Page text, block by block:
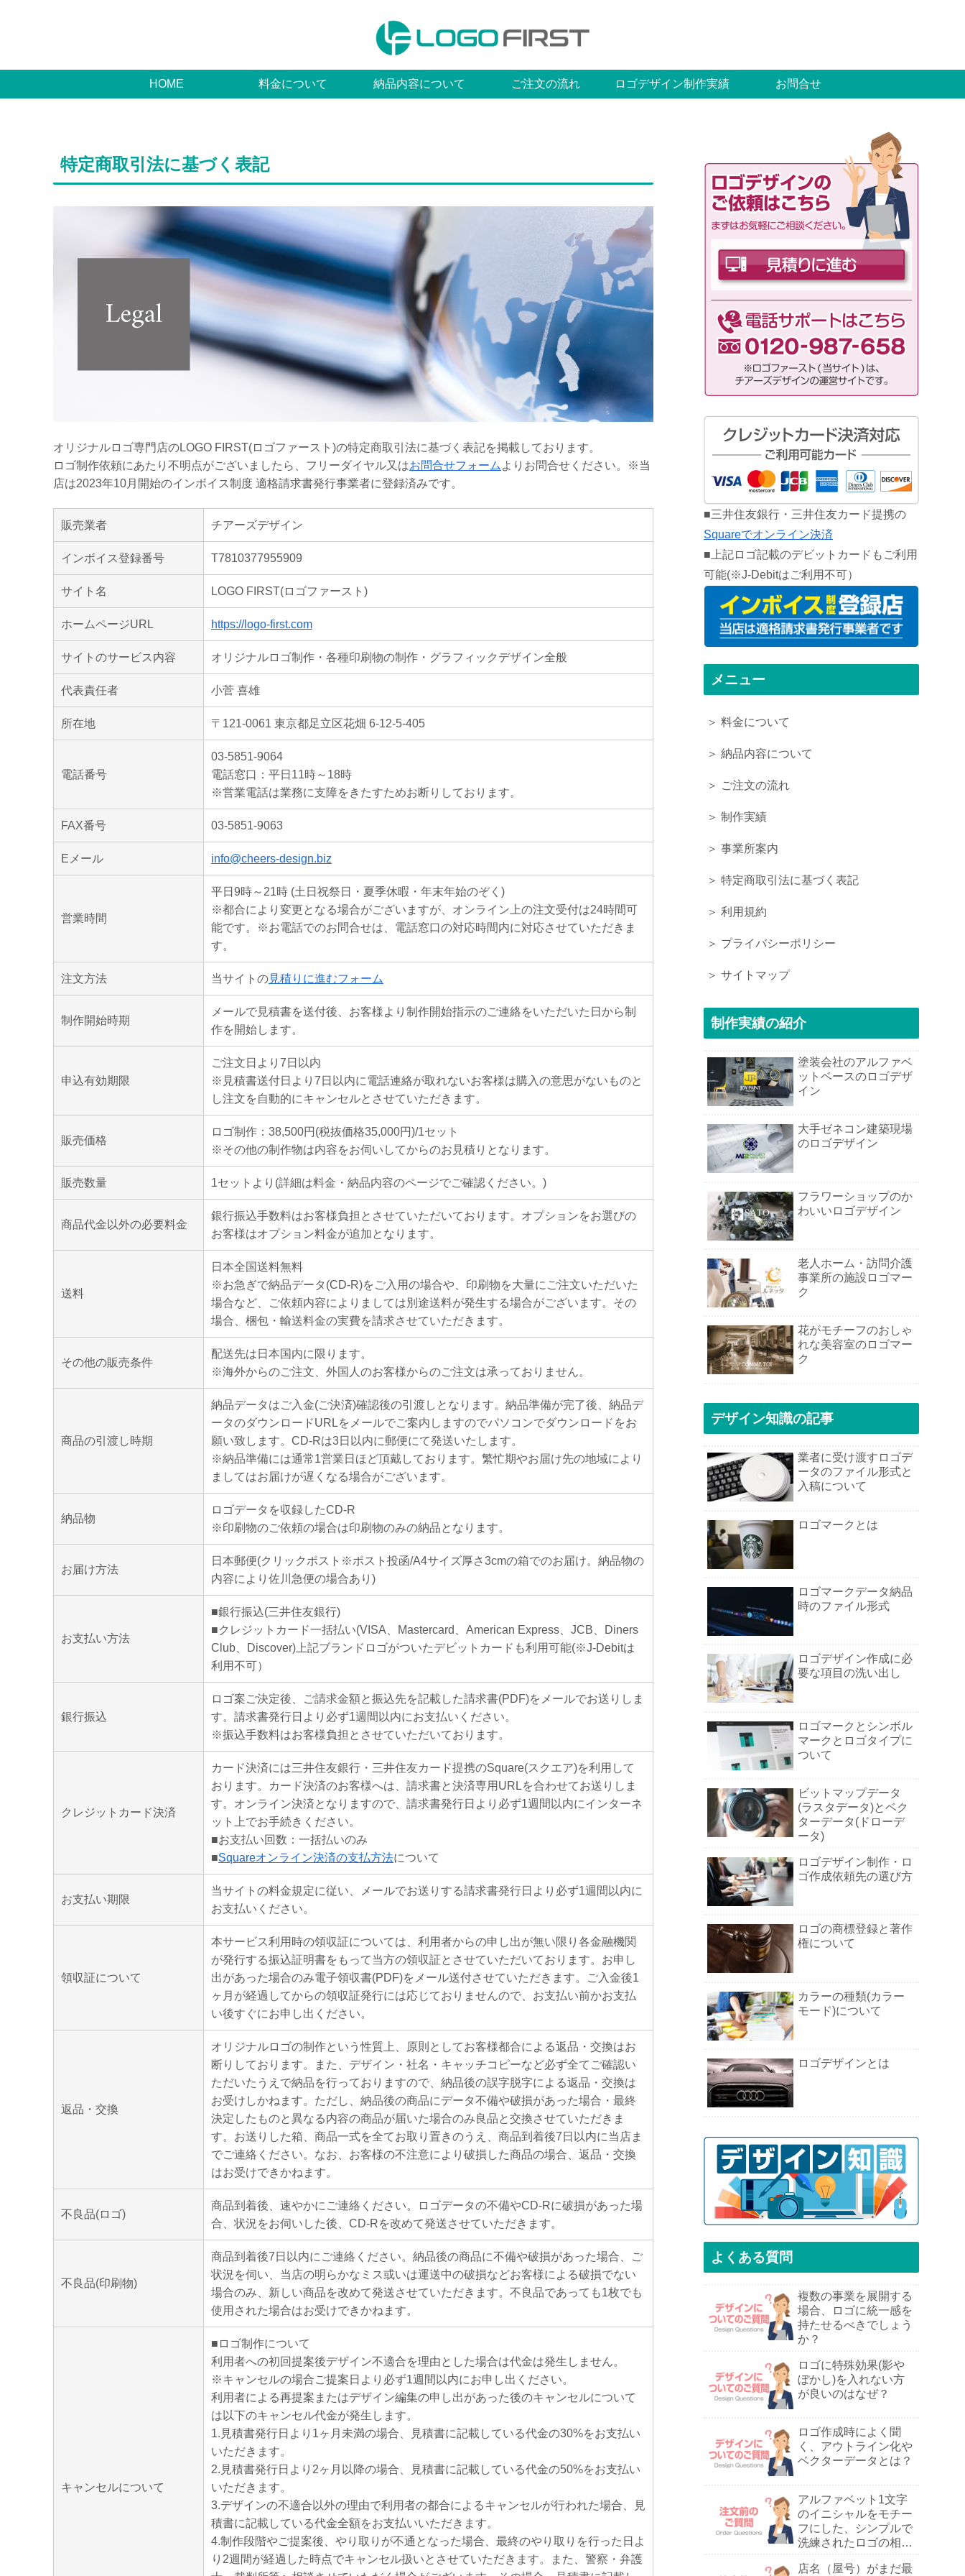
HOME 料金について 納品内容について ご注文の流れ ロゴデザイン制作実績 お問合せ
特定商取引法に基づく表記
オリジナルロゴ専門店のLOGO FIRST(ロゴファースト)の特定商取引法に基づく表記を掲載しております。
ロゴ制作依頼にあたり不明点がございましたら、フリーダイヤル又はお問合せフォーム よりお問合せください。※当
店は2023年10月開始のインボイス制度 適格請求書発行事業者に登録済みです。
販売業者 チアーズデザイン
インボイス登録番号 T7810377955909
サイト名 LOGO FIRST(ロゴファースト)
ホームページURL https://logo-first.com
サイトのサービス内容 オリジナルロゴ制作・各種印刷物の制作・グラフィックデザイン全般
代表責任者 小菅 喜雄
所在地 〒121-0061 東京都足立区花畑 6-12-5-405
電話番号
03-5851-9064
電話窓口：平日11時～18時
※営業電話は業務に支障をきたすためお断りしております。
FAX番号 03-5851-9063
Eメール info@cheers-design.biz
営業時間
平日9時～21時 (土日祝祭日・夏季休暇・年末年始のぞく)
※都合により変更となる場合がございますが、オンライン上の注文受付は24時間可
能です。※お電話でのお問合せは、電話窓口の対応時間内に対応させていただきま
す。
注文方法 当サイトの見積りに進むフォーム
制作開始時期
メールで見積書を送付後、お客様より制作開始指示のご連絡をいただいた日から制
作を開始します。
申込有効期限
ご注文日より7日以内
※見積書送付日より7日以内に電話連絡が取れないお客様は購入の意思がないものと
し注文を自動的にキャンセルとさせていただきます。
販売価格
ロゴ制作：38,500円(税抜価格35,000円)/1セット
※その他の制作物は内容をお伺いしてからのお見積りとなります。
販売数量 1セットより(詳細は料金・納品内容のページでご確認ください。)
商品代金以外の必要料金
銀行振込手数料はお客様負担とさせていただいております。オプションをお選びの
お客様はオプション料金が追加となります。
送料
日本全国送料無料
※お急ぎで納品データ(CD-R)をご入用の場合や、印刷物を大量にご注文いただいた
場合など、ご依頼内容によりましては別途送料が発生する場合がございます。その
場合、梱包・輸送料金の実費を請求させていただきます。
その他の販売条件
配送先は日本国内に限ります。
※海外からのご注文、外国人のお客様からのご注文は承っておりません。
商品の引渡し時期
納品データはご入金(ご決済)確認後の引渡しとなります。納品準備が完了後、納品デ
ータのダウンロードURLをメールでご案内しますのでパソコンでダウンロードをお
願い致します。CD-Rは3日以内に郵便にて発送いたします。
※納品準備には通常1営業日ほど頂戴しております。繁忙期やお届け先の地域により
ましてはお届けが遅くなる場合がございます。
納品物
ロゴデータを収録したCD-R
※印刷物のご依頼の場合は印刷物のみの納品となります。
お届け方法
日本郵便(クリックポスト※ポスト投函/A4サイズ厚さ3cmの箱でのお届け。納品物の
内容により佐川急便の場合あり)
お支払い方法
■銀行振込(三井住友銀行)
■クレジットカード一括払い(VISA、Mastercard、American Express、JCB、Diners
Club、Discover)上記ブランドロゴがついたデビットカードも利用可能(※J-Debitは
利用不可）
銀行振込
ロゴ案ご決定後、ご請求金額と振込先を記載した請求書(PDF)をメールでお送りしま
す。請求書発行日より必ず1週間以内にお支払いください。
※振込手数料はお客様負担とさせていただいております。
クレジットカード決済
カード決済には三井住友銀行・三井住友カード提携のSquare(スクエア)を利用して
おります。カード決済のお客様へは、請求書と決済専用URLを合わせてお送りしま
す。オンライン決済となりますので、請求書発行日より必ず1週間以内にインターネ
ット上でお手続きください。
■お支払い回数：一括払いのみ
■Squareオンライン決済の支払方法について
お支払い期限
当サイトの料金規定に従い、メールでお送りする請求書発行日より必ず1週間以内に
お支払いください。
領収証について
本サービス利用時の領収証については、利用者からの申し出が無い限り各金融機関
が発行する振込証明書をもって当方の領収証とさせていただいております。お申し
出があった場合のみ電子領収書(PDF)をメール送付させていただきます。ご入金後1
ヶ月が経過してからの領収証発行には応じておりませんので、お支払い前かお支払
い後すぐにお申し出ください。
返品・交換
オリジナルロゴの制作という性質上、原則としてお客様都合による返品・交換はお
断りしております。また、デザイン・社名・キャッチコピーなど必ず全てご確認い
ただいたうえで納品を行っておりますので、納品後の誤字脱字による返品・交換は
お受けしかねます。ただし、納品後の商品にデータ不備や破損があった場合・最終
決定したものと異なる内容の商品が届いた場合のみ良品と交換させていただきま
す。お送りした箱、商品一式を全てお取り置きのうえ、商品到着後7日以内に当店ま
でご連絡ください。なお、お客様の不注意により破損した商品の場合、返品・交換
はお受けできかねます。
不良品(ロゴ)
商品到着後、速やかにご連絡ください。ロゴデータの不備やCD-Rに破損があった場
合、状況をお伺いした後、CD-Rを改めて発送させていただきます。
不良品(印刷物)
商品到着後7日以内にご連絡ください。納品後の商品に不備や破損があった場合、ご
状況を伺い、当店の明らかなミス或いは運送中の破損などお客様による破損でない
場合のみ、新しい商品を改めて発送させていただきます。不良品であっても1枚でも
使用された場合はお受けできかねます。
キャンセルについて
■ロゴ制作について
利用者への初回提案後デザイン不適合を理由とした場合は代金は発生しません。
※キャンセルの場合ご提案日より必ず1週間以内にお申し出ください。
利用者による再提案またはデザイン編集の申し出があった後のキャンセルについて
は以下のキャンセル代金が発生します。
1.見積書発行日より1ヶ月未満の場合、見積書に記載している代金の30%をお支払い
いただきます。
2.見積書発行日より2ヶ月以降の場合、見積書に記載している代金の50%をお支払い
いただきます。
3.デザインの不適合以外の理由で利用者の都合によるキャンセルが行われた場合、見
積書に記載している代金全額をお支払いいただきます。
4.制作段階やご提案後、やり取りが不通となった場合、最終のやり取りを行った日よ
り2週間が経過した時点でキャンセル扱いとさせていただきます。また、警察・弁護
■三井住友銀行・三井住友カード提携の
Squareでオンライン決済
■上記ロゴ記載のデビットカードもご利用
可能(※J-Debitはご利用不可）
メニュー
＞ 料金について
＞ 納品内容について
＞ ご注文の流れ
＞ 制作実績
＞ 事業所案内
＞ 特定商取引法に基づく表記
＞ 利用規約
＞ プライバシーポリシー
＞ サイトマップ
制作実績の紹介
塗装会社のアルファベ
ットベースのロゴデザ
イン
大手ゼネコン建築現場
のロゴデザイン
フラワーショップのか
わいいロゴデザイン
老人ホーム・訪問介護
事業所の施設ロゴマー
ク
花がモチーフのおしゃ
れな美容室のロゴマー
ク
デザイン知識の記事
業者に受け渡すロゴデ
ータのファイル形式と
入稿について
ロゴマークとは
ロゴマークデータ納品
時のファイル形式
ロゴデザイン作成に必
要な項目の洗い出し
ロゴマークとシンボル
マークとロゴタイプに
ついて
ビットマップデータ
(ラスタデータ)とベク
ターデータ(ドローデ
ータ)
ロゴデザイン制作・ロ
ゴ作成依頼先の選び方
ロゴの商標登録と著作
権について
カラーの種類(カラー
モード)について
ロゴデザインとは
よくある質問
複数の事業を展開する
場合、ロゴに統一感を
持たせるべきでしょう
か？
ロゴに特殊効果(影や
ぼかし)を入れない方
が良いのはなぜ？
ロゴ作成時によく聞
く、アウトライン化や
ベクターデータとは？
アルファベット1文字
のイニシャルをモチー
フにした、シンプルで
洗練されたロゴの相談
店名（屋号）がまだ最